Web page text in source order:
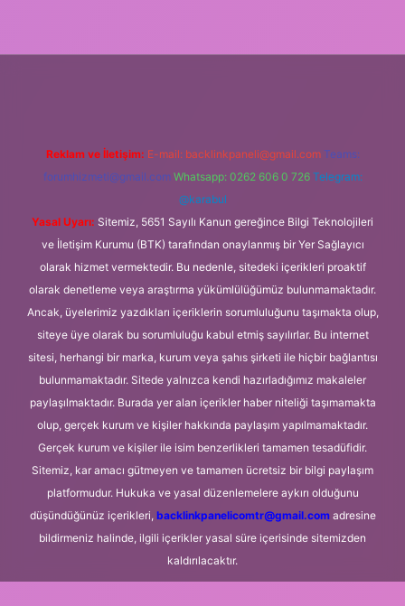
Reklam ve İletişim: E-mail: backlinkpaneli@gmail.com Teams:
forumhizmeti@gmail.com Whatsapp: 0262 606 0 726 Telegram:
@karabul
Yasal Uyarı: Sitemiz, 5651 Sayılı Kanun gereğince Bilgi Teknolojileri
ve İletişim Kurumu (BTK) tarafından onaylanmış bir Yer Sağlayıcı
olarak hizmet vermektedir. Bu nedenle, sitedeki içerikleri proaktif
olarak denetleme veya araştırma yükümlülüğümüz bulunmamaktadır.
Ancak, üyelerimiz yazdıkları içeriklerin sorumluluğunu taşımakta olup,
siteye üye olarak bu sorumluluğu kabul etmiş sayılırlar. Bu internet
sitesi, herhangi bir marka, kurum veya şahıs şirketi ile hiçbir bağlantısı
bulunmamaktadır. Sitede yalnızca kendi hazırladığımız makaleler
paylaşılmaktadır. Burada yer alan içerikler haber niteliği taşımamakta
olup, gerçek kurum ve kişiler hakkında paylaşım yapılmamaktadır.
Gerçek kurum ve kişiler ile isim benzerlikleri tamamen tesadüfidir.
Sitemiz, kar amacı gütmeyen ve tamamen ücretsiz bir bilgi paylaşım
platformudur. Hukuka ve yasal düzenlemelere aykırı olduğunu
düşündüğünüz içerikleri, backlinkpanelicomtr@gmail.comadresine
bildirmeniz halinde, ilgili içerikler yasal süre içerisinde sitemizden
kaldırılacaktır.